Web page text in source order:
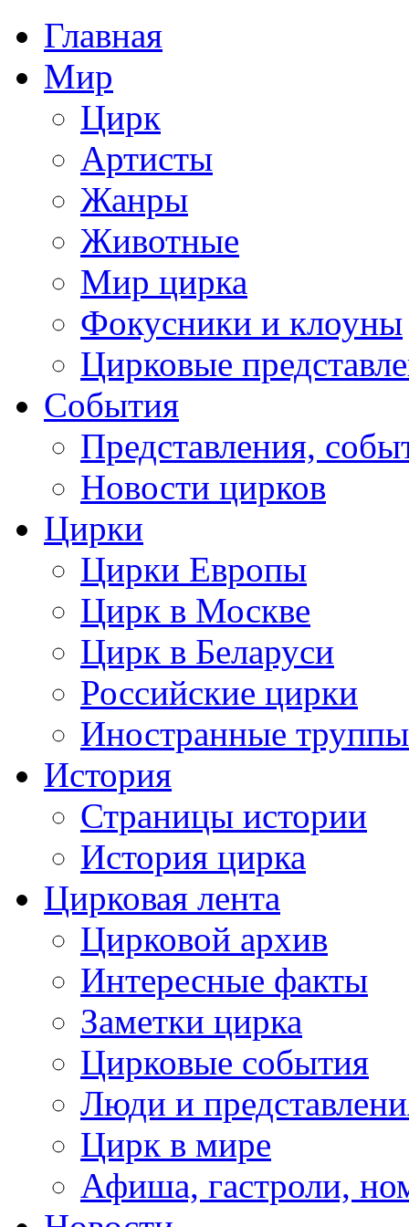
Главная
Мир
Цирк
Артисты
Жанры
Животные
Мир цирка
Фокусники и клоуны
Цирковые
События
Представления,
Новости цирков
Цирки
Цирки Европы
Цирк в Москве
Цирк в Беларуси
Российские цирки
Иностранные труппы
История
Страницы истории
История цирка
Цирковая лента
Цирковой архив
Интересные факты
Заметки цирка
Цирковые события
Люди и
Цирк в мире
Афиша, гастроли,